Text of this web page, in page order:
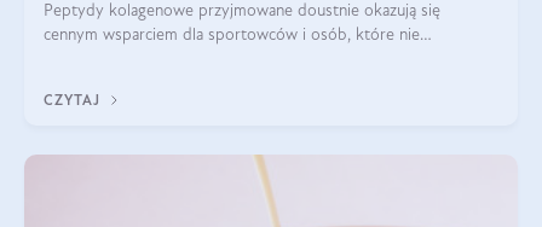
Peptydy kolagenowe przyjmowane doustnie okazują się
cennym wsparciem dla sportowców i osób, które nie
CZYTAJ